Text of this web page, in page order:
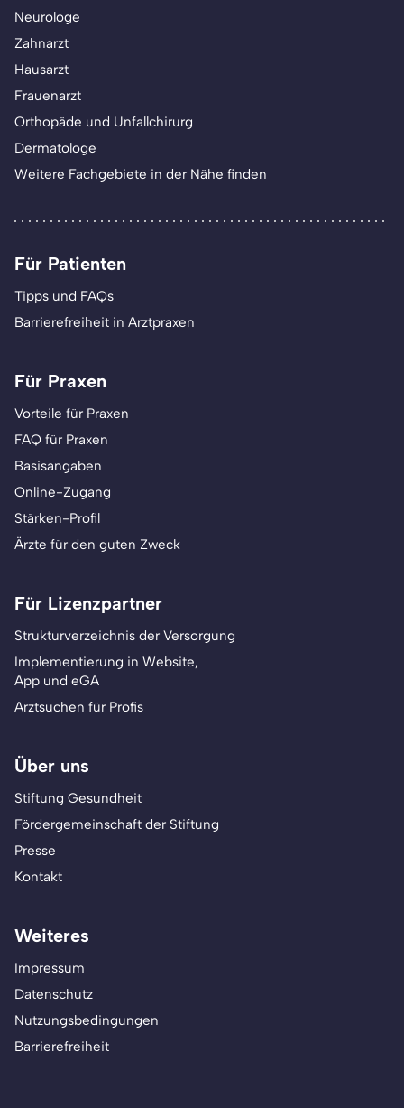
Neurologe
Zahnarzt
Hausarzt
Frauenarzt
Orthopäde und Unfallchirurg
Dermatologe
Weitere Fachgebiete in der Nähe finden
Für Patienten
Tipps und FAQs
Barrierefreiheit in Arztpraxen
Für Praxen
Vorteile für Praxen
FAQ für Praxen
Basisangaben
Online-Zugang
Stärken-Profil
Ärzte für den guten Zweck
Für Lizenzpartner
Strukturverzeichnis der Versorgung
Implementierung in Website,
App und eGA
Arztsuchen für Profis
Über uns
Stiftung Gesundheit
Fördergemeinschaft der Stiftung
Presse
Kontakt
Weiteres
Impressum
Datenschutz
Nutzungsbedingungen
Barrierefreiheit